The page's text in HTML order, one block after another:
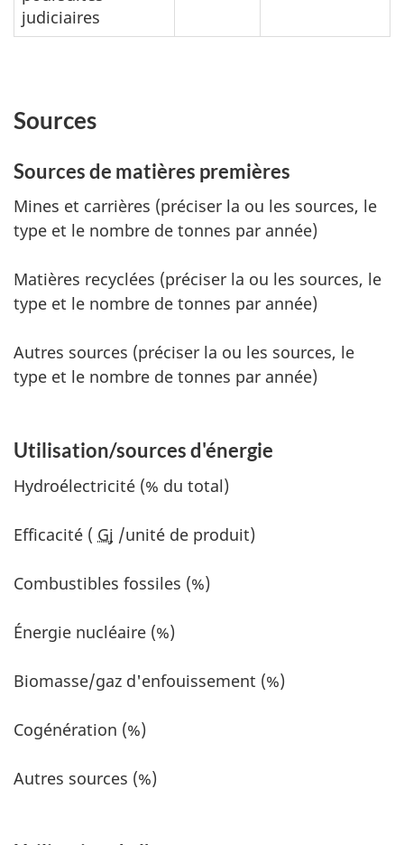
judiciaires
Sources
Sources de matières premières
Mines et carrières (préciser la ou les sources, le
type et le nombre de tonnes par année)
Matières recyclées (préciser la ou les sources, le
type et le nombre de tonnes par année)
Autres sources (préciser la ou les sources, le
type et le nombre de tonnes par année)
Utilisation/sources d'énergie
Hydroélectricité (% du total)
Efficacité ( Gj /unité de produit)
Combustibles fossiles (%)
Énergie nucléaire (%)
Biomasse/gaz d'enfouissement (%)
Cogénération (%)
Autres sources (%)